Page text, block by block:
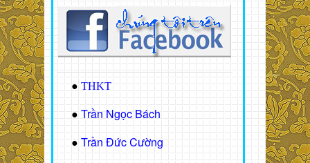
● THKT
● Trần Ngọc Bách
● Trần Đức Cường